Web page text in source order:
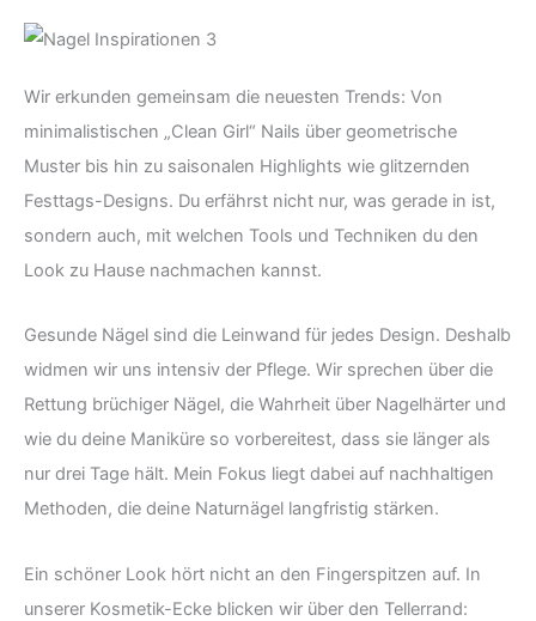
Wir erkunden gemeinsam die neuesten Trends: Von
minimalistischen „Clean Girl“ Nails über geometrische
Muster bis hin zu saisonalen Highlights wie glitzernden
Festtags-Designs. Du erfährst nicht nur, was gerade in ist,
sondern auch, mit welchen Tools und Techniken du den
Look zu Hause nachmachen kannst.
Gesunde Nägel sind die Leinwand für jedes Design. Deshalb
widmen wir uns intensiv der Pflege. Wir sprechen über die
Rettung brüchiger Nägel, die Wahrheit über Nagelhärter und
wie du deine Maniküre so vorbereitest, dass sie länger als
nur drei Tage hält. Mein Fokus liegt dabei auf nachhaltigen
Methoden, die deine Naturnägel langfristig stärken.
Ein schöner Look hört nicht an den Fingerspitzen auf. In
unserer Kosmetik-Ecke blicken wir über den Tellerrand: